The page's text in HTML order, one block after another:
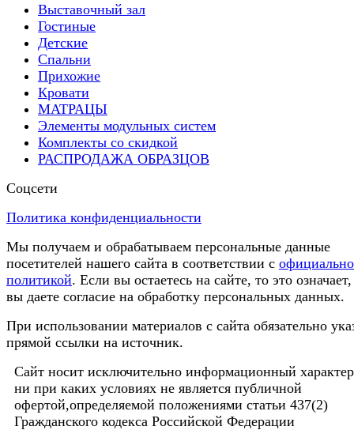
Выставочный зал
Гостиные
Детские
Спальни
Прихожие
Кровати
МАТРАЦЫ
Элементы модульных систем
Комплекты со скидкой
РАСПРОДАЖА ОБРАЗЦОВ
Соцсети
Политика конфиденциальности
Мы получаем и обрабатываем персональные данные
посетителей нашего сайта в соответствии с
политикой. Если вы остаетесь на сайте, то это
вы даете согласие на обработку персональных данных.
При использовании материалов с сайта обязательно
прямой ссылки на источник.
Сайт носит исключительно информационный
ни при каких условиях не является публичной
офертой,определяемой положениями статьи 437(2)
Гражданского кодекса Российской Федерации